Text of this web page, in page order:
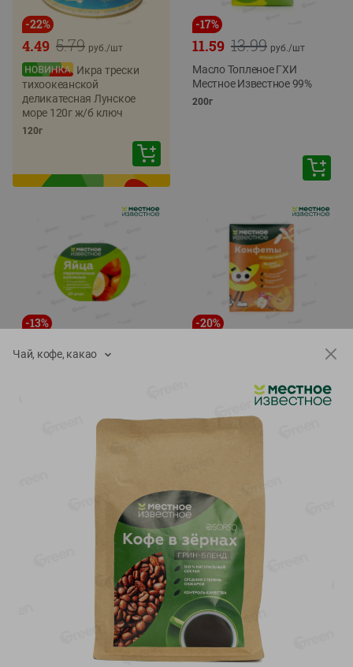
-22%
5.79
4.49 руб./шт
Икра трески
тихоокеанской
деликатесная Лунское
море 120г ж/б ключ
120г
-17%
13.99
11.59 руб./шт
Масло Топленое ГХИ
Местное Известное 99%
200г
-13%
5.99
-20%
ягодные Местное
известное яблоко-тыква
Показано 1-14 из 78
Показать 15-28 из 78
Специально для вас
Чай, кофе, какао